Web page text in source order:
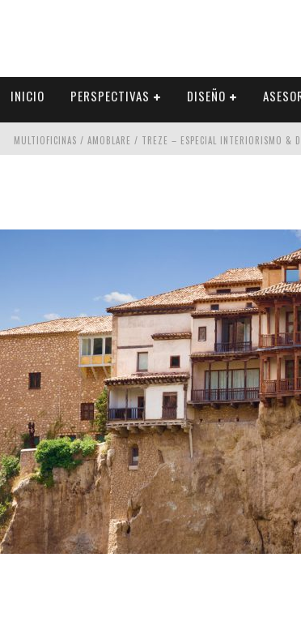
INICIO PERSPECTIVAS DISEÑO
MULTIOFICINAS / AMOBLARE / TREZE – ESPECIAL INTERIORISMO &
ADRIANA HOYOS DESIGN STUDIO – ESPECIAL INTERIORISMO &